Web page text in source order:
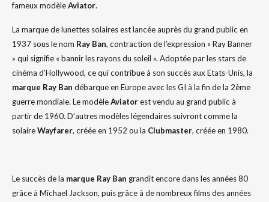
fameux modèleAviator.
La marque de lunettes solaires est lancée auprès du grand public en
1937 sous le nom Ray Ban, contraction de l’expression « Ray Banner
» qui signifie « bannir les rayons du soleil ». Adoptée par les stars de
cinéma d’Hollywood, ce qui contribue à son succès aux Etats-Unis, la
marque Ray Ban débarque en Europe avec les GI à la fin de la 2ème
guerre mondiale. Le modèleAviatorest vendu au grand public à
partir de 1960. D’autres modèles légendaires suivront comme la
solaireWayfarer, créée en 1952 ou la Clubmaster, créée en 1980.
Le succès de la marque Ray Ban grandit encore dans les années 80
grâce à Michael Jackson, puis grâce à de nombreux films des années